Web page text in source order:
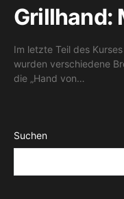
Grillhand:
Im letzte Teil des
wurden verschiedene
die „Hand von…
Suchen